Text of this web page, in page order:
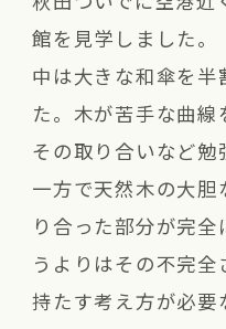
館を見学しました。
中は大きな和傘を半
た。木が苦手な曲
その取り合いなど勉
一方で天然木の大
り合った部分が完
うよりはその不完
持たす考え方が必要